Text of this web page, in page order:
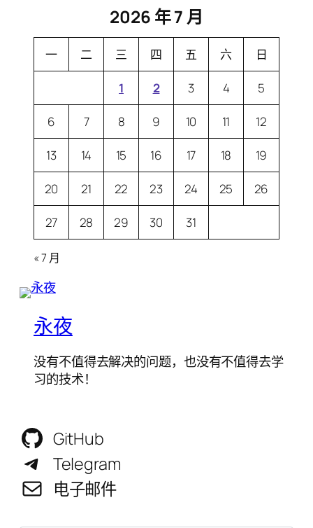
2026 年 7 月
一 二 三 四 五 六 日
1 2 3 4 5
6 7 8 9 10 11 12
13 14 15 16 17 18 19
20 21 22 23 24 25 26
27 28 29 30 31
« 7 月
永夜
没有不值得去解决的问题，也没有不值得去学
习的技术！
GitHub
Telegram
电子邮件